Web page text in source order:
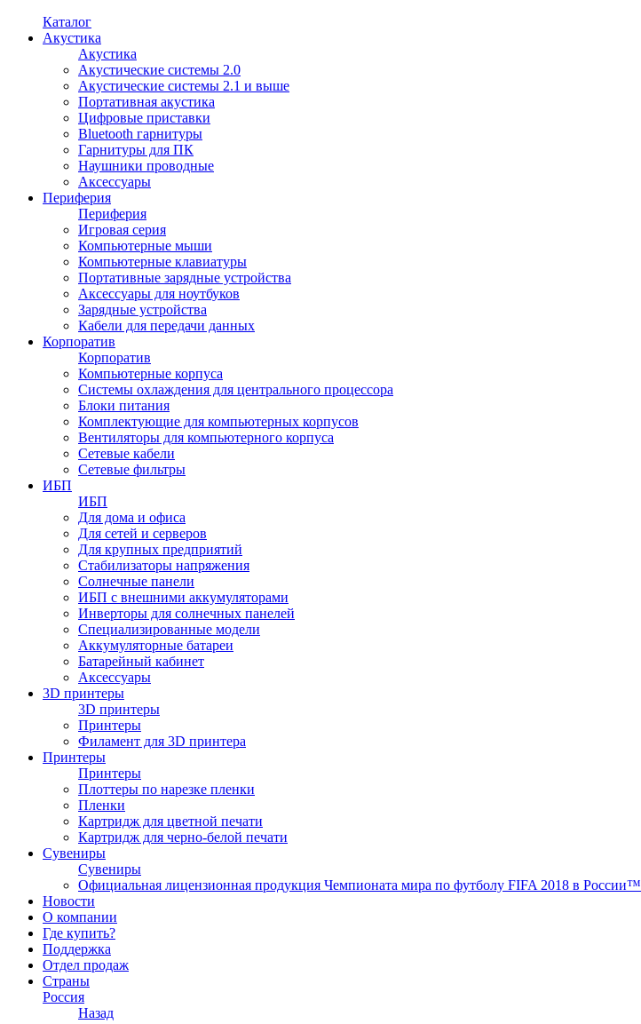
Каталог
Акустика
Акустика
Акустические системы 2.0
Акустические системы 2.1 и выше
Портативная акустика
Цифровые приставки
Bluetooth гарнитуры
Гарнитуры для ПК
Наушники проводные
Аксессуары
Периферия
Периферия
Игровая серия
Компьютерные мыши
Компьютерные клавиатуры
Портативные зарядные устройства
Аксессуары для ноутбуков
Зарядные устройства
Кабели для передачи данных
Корпоратив
Корпоратив
Компьютерные корпуса
Системы охлаждения для центрального процессора
Блоки питания
Комплектующие для компьютерных корпусов
Вентиляторы для компьютерного корпуса
Сетевые кабели
Сетевые фильтры
ИБП
ИБП
Для дома и офиса
Для сетей и серверов
Для крупных предприятий
Стабилизаторы напряжения
Солнечные панели
ИБП с внешними аккумуляторами
Инверторы для солнечных панелей
Специализированные модели
Аккумуляторные батареи
Батарейный кабинет
Аксессуары
3D принтеры
3D принтеры
Принтеры
Филамент для 3D принтера
Принтеры
Принтеры
Плоттеры по нарезке пленки
Пленки
Картридж для цветной печати
Картридж для черно-белой печати
Сувениры
Сувениры
Официальная лицензионная продукция Чемпионата мира по футболу FIFA 2018 в России™
Новости
О компании
Где купить?
Поддержка
Отдел продаж
Страны
Россия
Назад